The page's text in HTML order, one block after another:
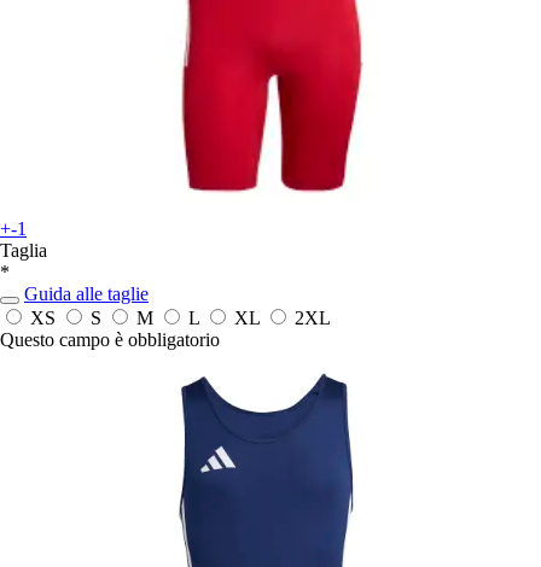
+-1
Taglia
*
Guida alle taglie
XS
S M L XL
2XL
Questo campo è obbligatorio